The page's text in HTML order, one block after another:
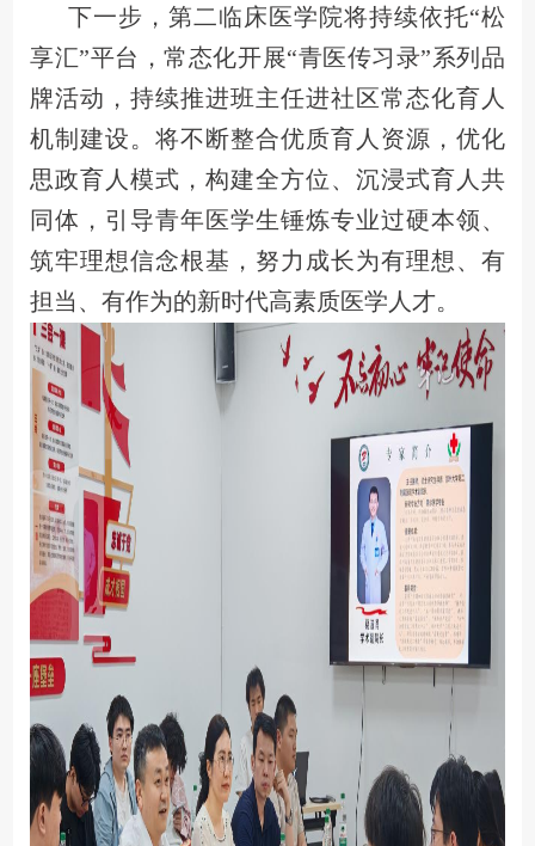
下一步，第二临床医学院将持续依托“松
享汇”平台，常态化开展“青医传习录”系列品
牌活动，持续推进班主任进社区常态化育人
机制建设。将不断整合优质育人资源，优化
思政育人模式，构建全方位、沉浸式育人共
同体，引导青年医学生锤炼专业过硬本领、
筑牢理想信念根基，努力成长为有理想、有
担当、有作为的新时代高素质医学人才。